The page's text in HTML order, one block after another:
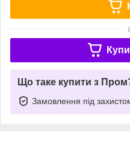
Що таке купити з
Замовлення під